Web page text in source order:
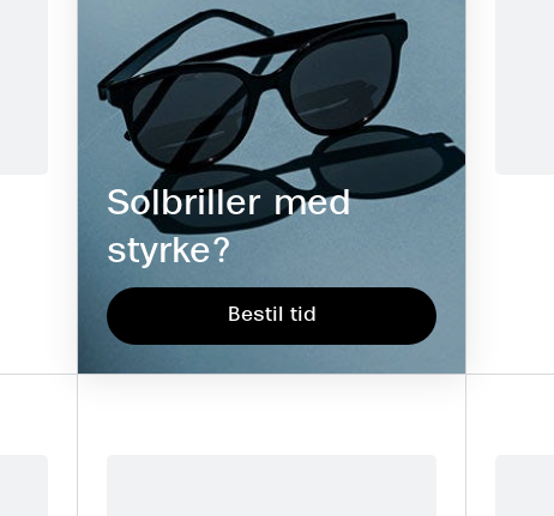
Solbriller med
styrke?
Bestil tid